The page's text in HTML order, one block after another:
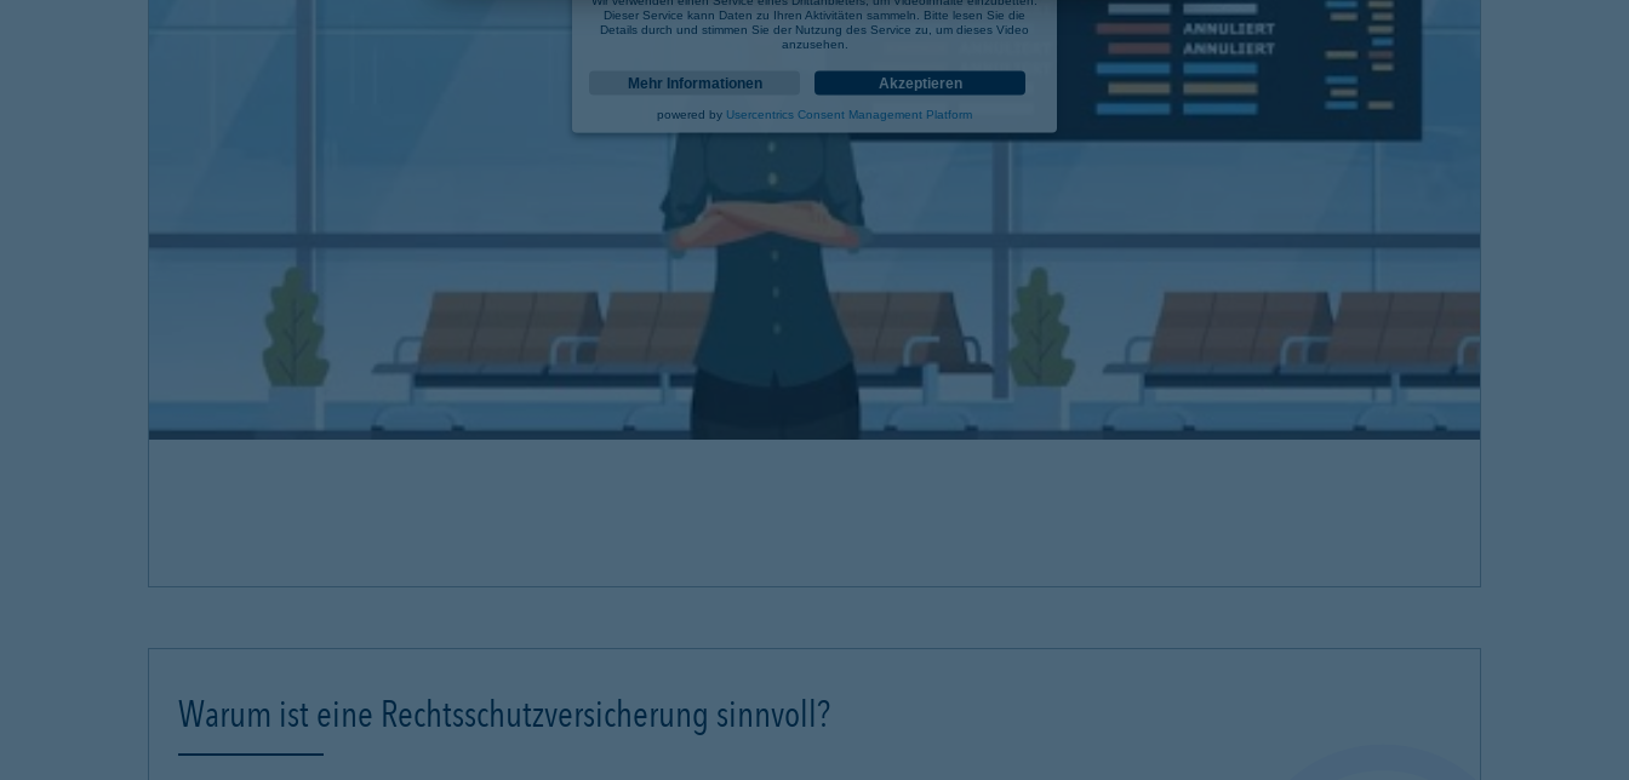
Dieser Service kann Daten zu Ihren Aktivitäten sammeln. Bitte lesen Sie die
Details durch und stimmen Sie der Nutzung des Service zu, um dieses Video
anzusehen.
Mehr Informationen Akzeptieren
powered by Usercentrics Consent Management Platform
Warum ist eine Rechtsschutzversicherung sinnvoll?